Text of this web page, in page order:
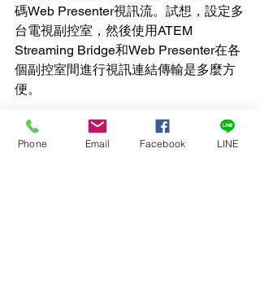
碼Web Presenter視訊流。試想，設定多
台電視副控室，然後使用ATEM
Streaming Bridge和Web Presenter在各
個副控室間進行視訊連結傳輸是多麼方
便。
緊湊 1/3 RU 設計
Phone Email Facebook LINE